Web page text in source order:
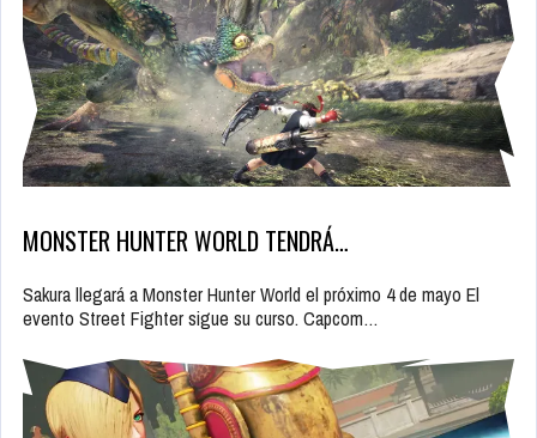
MONSTER HUNTER WORLD TENDRÁ…
Sakura llegará a Monster Hunter World el próximo 4 de mayo El
evento Street Fighter sigue su curso. Capcom…